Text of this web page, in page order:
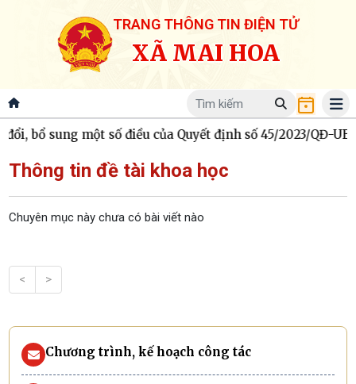
TRANG THÔNG TIN ĐIỆN TỬ
XÃ MAI HOA
sung một số điều của Quyết định số 45/2023/QĐ-
Thông tin đề tài khoa học
Chuyên mục này chưa có bài viết nào
< >
Chương trình, kế hoạch công tác